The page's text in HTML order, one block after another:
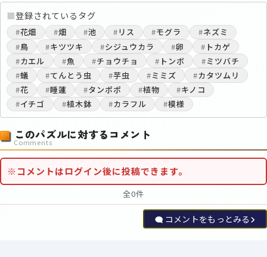
■登録されているタグ
#花畑 #畑 #池 #リス #モグラ #ネズミ
#鳥 #キツツキ #シジュウカラ #卵 # トカゲ
#カエル #魚 #チョウチョ # トンボ #ミツバチ
#蟻 #てんとう虫 #芋虫 #ミミズ #カタツムリ
#花 #睡蓮 #タンポポ #植物 #キノコ
#イチゴ #植木鉢 #カラフル #模様
このパズルに対するコメント
Comments
※コメントはログイン後に投稿できます。
全0件
コメントをもっとみる